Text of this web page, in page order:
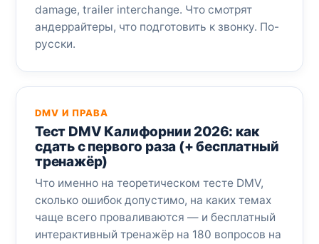
damage, trailer interchange. Что смотрят
андеррайтеры, что подготовить к звонку. По-
русски.
DMV И ПРАВА
Тест DMV Калифорнии 2026: как
сдать с первого раза (+ бесплатный
тренажёр)
Что именно на теоретическом тесте DMV,
сколько ошибок допустимо, на каких темах
чаще всего проваливаются — и бесплатный
интерактивный тренажёр на 180 вопросов на